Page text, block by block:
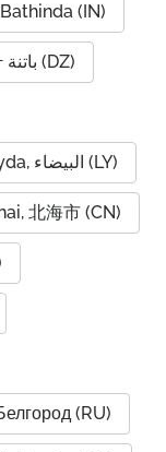
Bathinda (IN)
Batna, ⵜⴱⴰⵜⴻⵏⵜ باتنة (DZ)
Bayda, البيضاء (LY)
北海市 (CN)
(RU)